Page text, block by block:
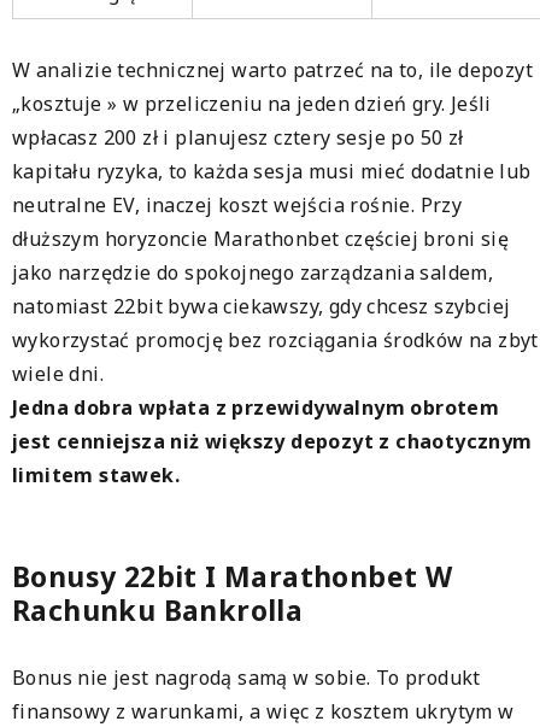
W analizie technicznej warto patrzeć na to, ile depozyt
„kosztuje » w przeliczeniu na jeden dzień gry. Jeśli
wpłacasz 200 zł i planujesz cztery sesje po 50 zł
kapitału ryzyka, to każda sesja musi mieć dodatnie lub
neutralne EV, inaczej koszt wejścia rośnie. Przy
dłuższym horyzoncie Marathonbet częściej broni się
jako narzędzie do spokojnego zarządzania saldem,
natomiast 22bit bywa ciekawszy, gdy chcesz szybciej
wykorzystać promocję bez rozciągania środków na zbyt
wiele dni.
Jedna dobra wpłata z przewidywalnym obrotem
jest cenniejsza niż większy depozyt z chaotycznym
limitem stawek.
Bonusy 22bit I Marathonbet W
Rachunku Bankrolla
Bonus nie jest nagrodą samą w sobie. To produkt
finansowy z warunkami, a więc z kosztem ukrytym w